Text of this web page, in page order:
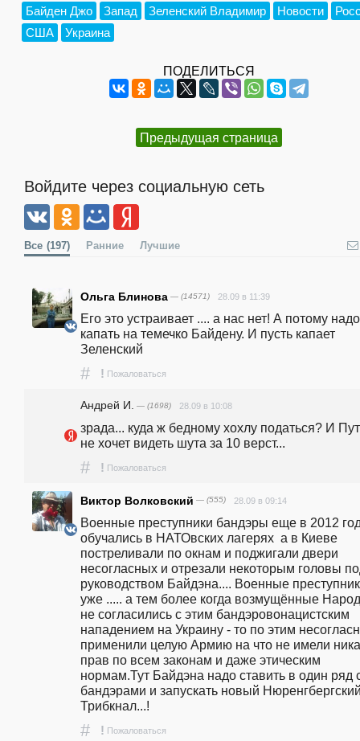
Байден Джо Запад Зеленский Владимир Новости
США
Украина
ПОДЕЛИТЬСЯ
Предыдущая страница
Войдите через социальную сеть
Все (197) Ранние Лучшие
Ольга Блинова — (14571) 28.09 в 11:39
Его это устраивает .... а нас нет! А потому надо
капать на темечко Байдену. И пусть капает
Зеленский
# ! Пожаловаться
Андрей И. — (1698) 28.09 в 10:08
зрада... куда ж бедному хохлу податься? И
не хочет видеть шута за 10 верст...
# ! Пожаловаться
Виктор Волковский — (555) 28.09 в 09:14
Военные преступники бандэры еще в 2012
обучались в НАТОвских лагерях  а в Киеве
постреливали по окнам и поджигали двери
несогласных и отрезали некоторым головы
руководством Байдэна.... Военные
уже ..... а тем более когда возмущённые
не согласились с этим бандэровонацистским
нападением на Украину - то по этим
применили целую Армию на что не имели
прав по всем законам и даже этическим
нормам.Тут Байдэна надо ставить в один ряд
бандэрами и запускать новый
Трибкнал...!
# ! Пожаловаться